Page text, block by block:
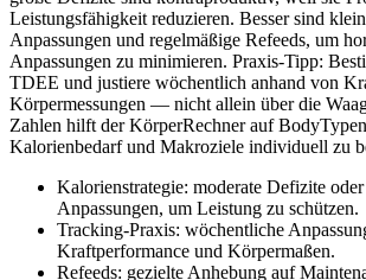
Leistungsfähigkeit reduzieren. Besser sind
Anpassungen und regelmäßige Refeeds, um
Anpassungen zu minimieren. Praxis‑Tipp:
TDEE und justiere wöchentlich anhand von
Körpermessungen — nicht allein über die
Zahlen hilft der KörperRechner auf
Kalorienbedarf und Makroziele individuell zu
Kalorienstrategie: moderate Defizite
Anpassungen, um Leistung zu schützen.
Tracking‑Praxis: wöchentliche
Kraftperformance und Körpermaßen.
Refeeds: gezielte Anhebung auf